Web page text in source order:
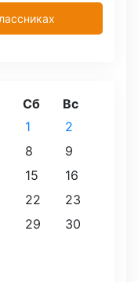
Сб Вс
1
2
8
9
15
16
22
23
29
30